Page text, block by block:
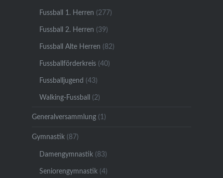
Fussball 1. Herren (277)
Fussball 2. Herren (39)
Fussball Alte Herren (82)
Fussballförderkreis(40)
Fussballjugend (43)
Walking-Fussball (2)
Generalversammlung(1)
Gymnastik(87)
Damengymnastik(83)
Seniorengymnastik(4)